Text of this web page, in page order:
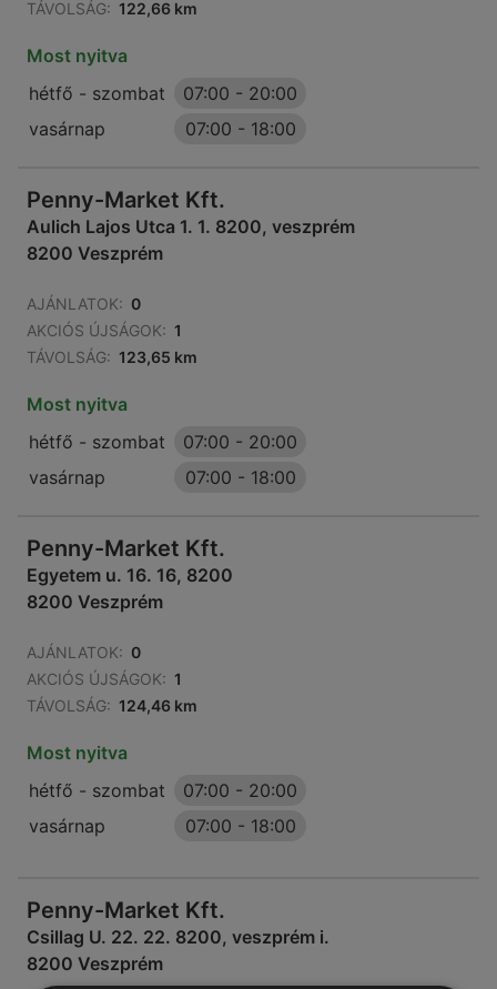
TÁVOLSÁG: 122,66 km
Most nyitva
hétfő - szombat
07:00 - 20:00
vasárnap
07:00 - 18:00
Penny-Market Kft.
Aulich Lajos Utca 1. 1. 8200, veszprém
8200 Veszprém
AJÁNLATOK: 0
AKCIÓS ÚJSÁGOK: 1
TÁVOLSÁG: 123,65 km
Most nyitva
hétfő - szombat
07:00 - 20:00
vasárnap
07:00 - 18:00
Penny-Market Kft.
Egyetem u. 16. 16, 8200
8200 Veszprém
AJÁNLATOK: 0
AKCIÓS ÚJSÁGOK: 1
TÁVOLSÁG: 124,46 km
Most nyitva
hétfő - szombat
07:00 - 20:00
vasárnap
07:00 - 18:00
Penny-Market Kft.
Csillag U. 22. 22. 8200, veszprém i.
8200 Veszprém